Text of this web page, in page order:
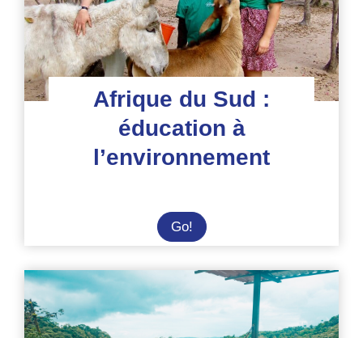
Afrique du Sud :
éducation à
l’environnement
Go!Afrique
du
éducation